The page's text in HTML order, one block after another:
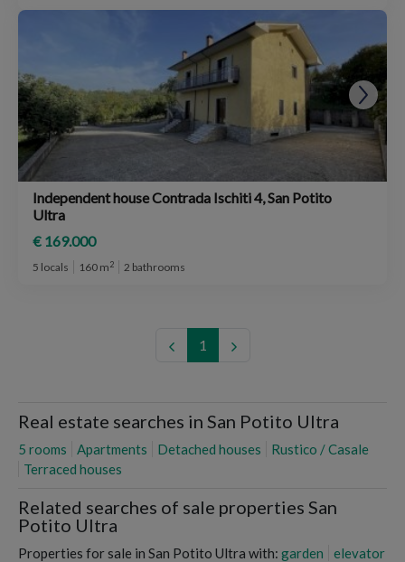
Independent house Contrada Ischiti 4, San Potito
Ultra
€ 169.000
5 locals 160 m2 2 bathrooms
1
Real estate searches in San Potito Ultra
5 rooms Apartments Detached houses
Rustico / Casale
Terraced houses
Related searches of sale properties San
Potito Ultra
Properties for sale in San Potito Ultra with: garden elevator